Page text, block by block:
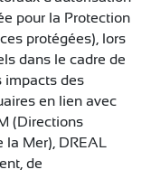
pour la Protection
protégées), lors
dans le cadre de
impacts des
en lien avec
(Directions
la Mer), DREAL
de